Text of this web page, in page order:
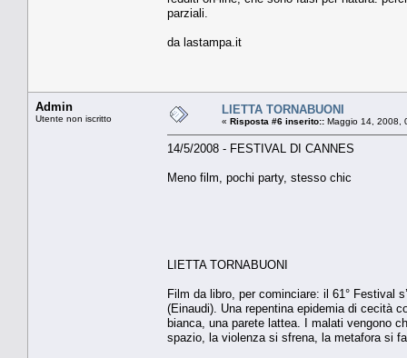
parziali.
da lastampa.it
Admin
Utente non iscritto
LIETTA TORNABUONI
« Risposta #6 inserito:: Maggio 14, 2008,
14/5/2008 - FESTIVAL DI CANNES
Meno film, pochi party, stesso chic
LIETTA TORNABUONI
Film da libro, per cominciare: il 61° Festival
(Einaudi). Una repentina epidemia di cecità
bianca, una parete lattea. I malati vengono
spazio, la violenza si sfrena, la metafora si